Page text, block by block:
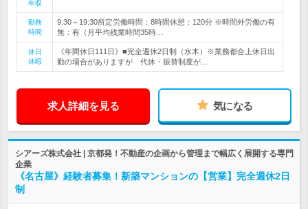
年収
勤務
時間
9:30～19:30所定労働時間：8時間休憩：120分 ※時間外労働の有
無：有（月平均残業時間35時…
休日
休暇
《年間休日111日》■完全週休2日制（水木）※業務都合上休日出
勤の場合がありますが 代休・振替制度が…
求人詳細を見る 気になる
シアーズ株式会社 | 京都発！不動産の企画から管理まで幅広く展開する専門
企業
《名古屋》経験者募集！新築マンションの【営業】完全週休2日
制